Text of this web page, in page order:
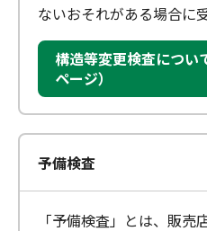
ないおそれがある場合に
構造等変更検査につい
ページ）
予備検査
「予備検査」とは、販